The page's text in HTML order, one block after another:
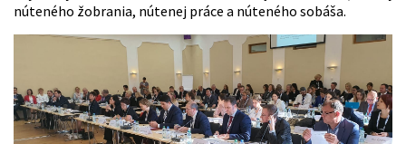
núteného žobrania, nútenej práce a núteného sobáša.